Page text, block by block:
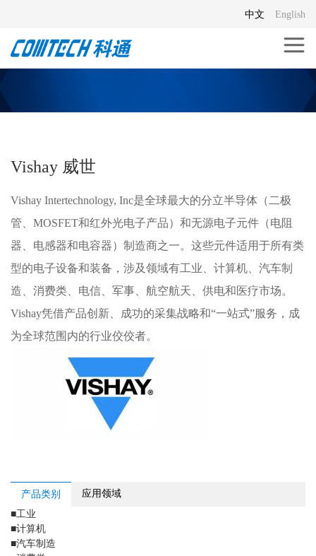
English
中文
Vishay 威世
Vishay Intertechnology, Inc是全球最大的分立半导体（二极
管、MOSFET和红外光电子产品）和无源电子元件（电阻
器、电感器和电容器）制造商之一。这些元件适用于所有类
型的电子设备和装备，涉及领域有工业、计算机、汽车制
造、消费类、电信、军事、航空航天、供电和医疗市场。
Vishay凭借产品创新、成功的采集战略和“一站式”服务，成
为全球范围内的行业佼佼者。
产品类别 应用领域
■工业
■计算机
■汽车制造